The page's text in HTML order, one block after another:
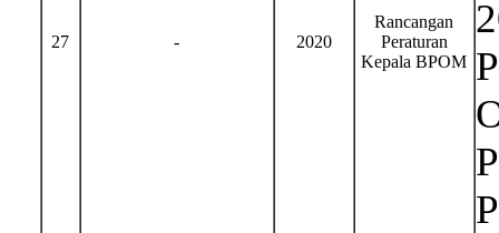
27 - 2020
Rancangan
Peraturan
Kepala BPOM